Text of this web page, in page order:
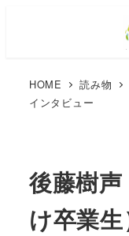
HOME 読み物
インタビュー
後藤樹
け卒業